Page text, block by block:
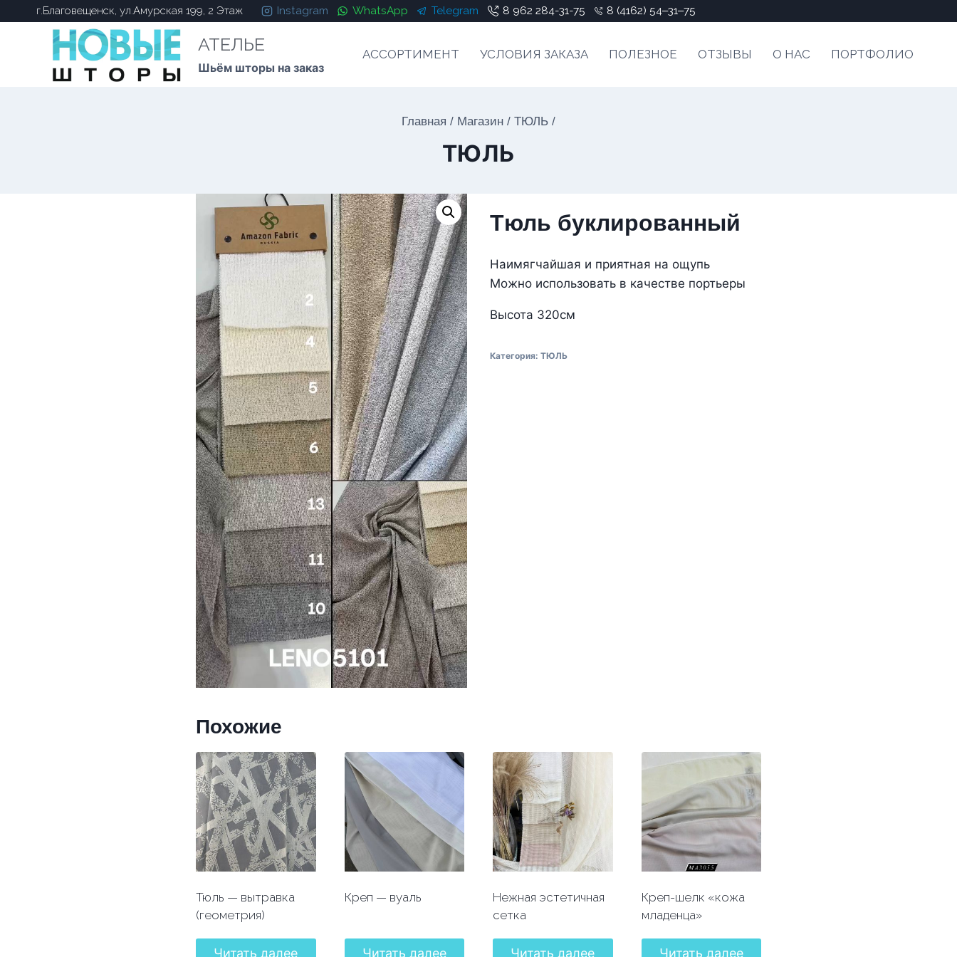
г.Благовещенск, ул.Амурская 199, 2 Этаж Instagram WhatsApp Telegram 8 962 284-31-75 8 (4162) 54‒31‒75
АТЕЛЬЕ
Шьём шторы на заказ
АССОРТИМЕНТ УСЛОВИЯ ЗАКАЗА ПОЛЕЗНОЕ ОТЗЫВЫ О НАС ПОРТФОЛИО
Главная / Магазин / ТЮЛЬ /
ТЮЛЬ
Тюль буклированный
Наимягчайшая и приятная на ощупь
Можно использовать в качестве портьеры
Высота 320см
Категория: ТЮЛЬ
Похожие
Тюль — вытравка
(геометрия)
Читать далее
Креп — вуаль
Читать далее
Нежная эстетичная
сетка
Читать далее
Креп-шелк «кожа
младенца»
Читать далее